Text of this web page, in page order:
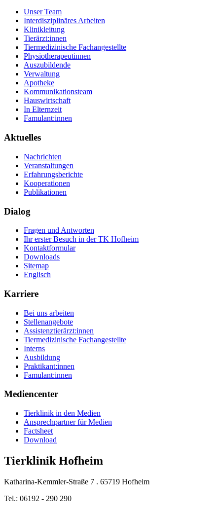
Unser Team
Interdisziplinäres Arbeiten
Klinikleitung
Tierärzt:innen
Tiermedizinische Fachangestellte
Physiotherapeutinnen
Auszubildende
Verwaltung
Apotheke
Kommunikationsteam
Hauswirtschaft
In Elternzeit
Famulant:innen
Aktuelles
Nachrichten
Veranstaltungen
Erfahrungsberichte
Kooperationen
Publikationen
Dialog
Fragen und Antworten
Ihr erster Besuch in der TK Hofheim
Kontaktformular
Downloads
Sitemap
Englisch
Karriere
Bei uns arbeiten
Stellenangebote
Assistenztierärzt:innen
Tiermedizinische Fachangestellte
Interns
Ausbildung
Praktikant:innen
Famulant:innen
Mediencenter
Tierklinik in den Medien
Ansprechpartner für Medien
Factsheet
Download
Tierklinik Hofheim
Katharina-Kemmler-Straße 7 . 65719 Hofheim
Tel.: 06192 - 290 290